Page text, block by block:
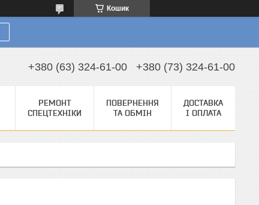
Кошик
+380 (63) 324-61-00 +380 (73) 324-61-00
РЕМОНТ
СПЕЦТЕХНІКИ
ПОВЕРНЕННЯ
ТА ОБМІН
ДОСТАВКА
І ОПЛАТА